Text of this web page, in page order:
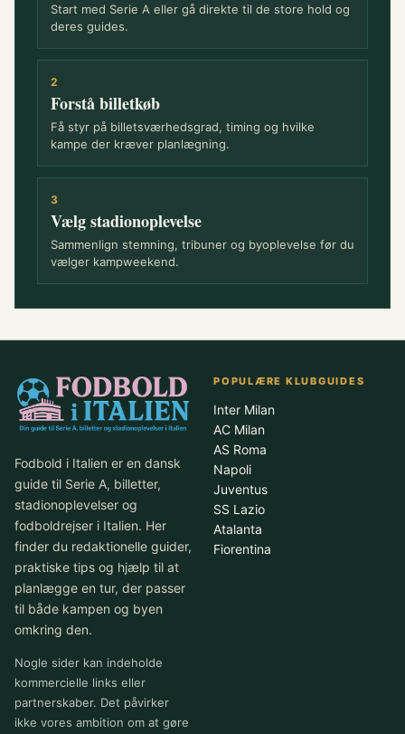
Start med Serie A eller gå direkte til de store hold og
deres guides.
2
Forstå billetkøb
Få styr på billetsværhedsgrad, timing og hvilke
kampe der kræver planlægning.
3
Vælg stadionoplevelse
Sammenlign stemning, tribuner og byoplevelse før du
vælger kampweekend.
Fodbold i Italien er en dansk
guide til Serie A, billetter,
stadionoplevelser og
fodboldrejser i Italien. Her
finder du redaktionelle guider,
praktiske tips og hjælp til at
planlægge en tur, der passer
til både kampen og byen
omkring den.
Nogle sider kan indeholde
kommercielle links eller
partnerskaber. Det påvirker
ikke vores ambition om at gøre
POPULÆRE KLUBGUIDES
Inter Milan
AC Milan
AS Roma
Napoli
Juventus
SS Lazio
Atalanta
Fiorentina